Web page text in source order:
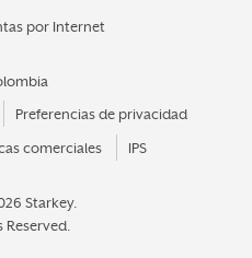
por Internet
Preferencias de privacidad
comerciales IPS
Starkey.
Reserved.